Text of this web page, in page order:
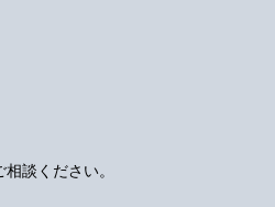
談ください。